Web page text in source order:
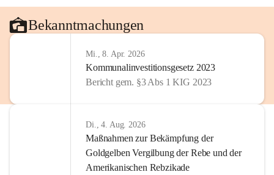
Bekanntmachungen
Mi., 8. Apr. 2026
Kommunalinvestitionsgesetz 2023
Bericht gem. §3 Abs 1 KIG 2023
Di., 4. Aug. 2026
Maßnahmen zur Bekämpfung der
Goldgelben Vergilbung der Rebe und der
Amerikanischen Rebzikade